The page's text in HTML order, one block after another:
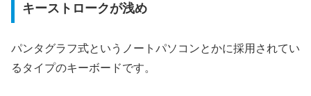
キーストロークが浅め
パンタグラフ式というノートパソコンとかに採用されてい
るタイプのキーボードです。